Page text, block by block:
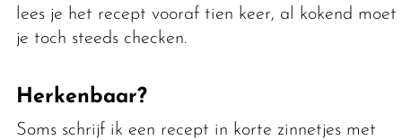
lees je het recept vooraf tien keer, al kokend moet
je toch steeds checken.
Herkenbaar?
Soms schrijf ik een recept in korte zinnetjes met